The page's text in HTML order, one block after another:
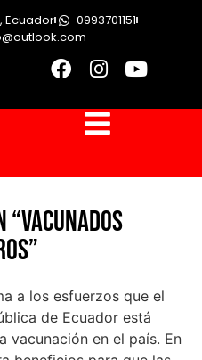
Ecuador
0993701151
“Vacunados